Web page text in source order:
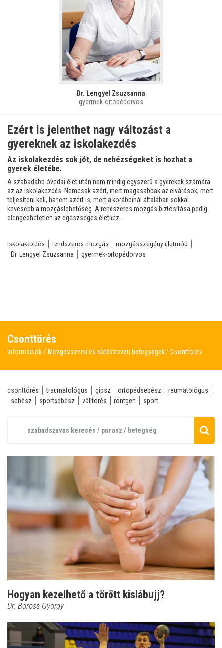
Dr. Lengyel Zsuzsanna
gyermek-ortopédorvos
Ezért is jelenthet nagy változást a
gyereknek az iskolakezdés
Az iskolakezdés sok jót, de nehézségeket is hozhat a
gyerek életébe.
A szabadabb óvodai élet után nem mindig egyszerű a gyerekek számára
az az iskolakezdés. Nemcsak azért, mert magasabbak az elvárások, mert
teljesíteni kell, hanem azért is, mert a korábbinál általában sokkal
kevesebb a mozgáslehetőség. A rendszeres mozgás biztosítása pedig
elengedhetetlen az egészséges élethez.
iskolakezdés rendszeres mozgás
mozgásszegény életmód
Dr. Lengyel Zsuzsanna
gyermek-ortopédorvos
Csonttörés
Információk Mozgásszervi és kötőszöveti betegségek Csonttörés
csonttörés traumatológus gipsz ortopédsebész
reumatológus
sebész
sportsebész válltörés röntgen sport
Hogyan kezelhető a törött kislábujj?
Dr. Boross György